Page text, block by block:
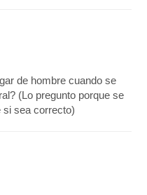
de hombre cuando se
(Lo pregunto porque se
si sea correcto)